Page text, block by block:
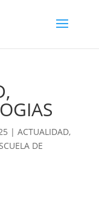
| ACTUALIDAD,
DE